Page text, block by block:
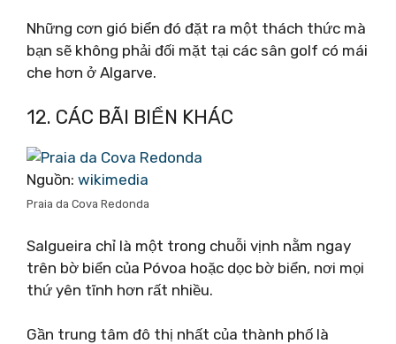
Những cơn gió biển đó đặt ra một thách thức mà
bạn sẽ không phải đối mặt tại các sân golf có mái
che hơn ở Algarve.
12. CÁC BÃI BIỂN KHÁC
Nguồn: wikimedia
Praia da Cova Redonda
Salgueira chỉ là một trong chuỗi vịnh nằm ngay
trên bờ biển của Póvoa hoặc dọc bờ biển, nơi mọi
thứ yên tĩnh hơn rất nhiều.
Gần trung tâm đô thị nhất của thành phố là